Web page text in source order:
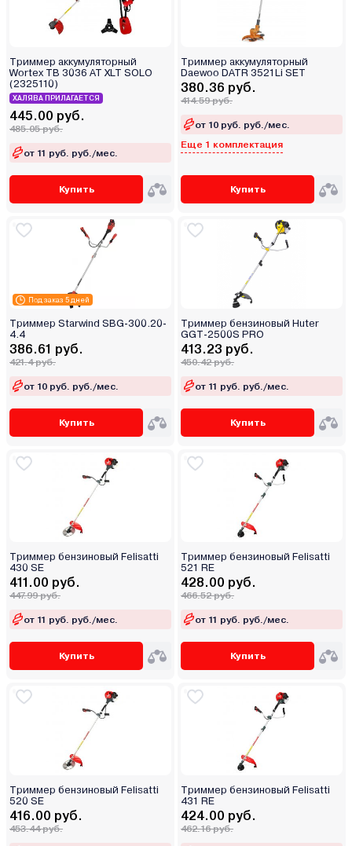
Триммер аккумуляторный
Wortex TB 3036 AT XLT SOLO
(2325110)
ХАЛЯВА ПРИЛАГАЕТСЯ
445.00 руб.
485.05 руб.
от 11 руб. руб./мес.
Купить
Триммер аккумуляторный
Daewoo DATR 3521Li SET
380.36 руб.
414.59 руб.
от 10 руб. руб./мес.
Еще 1 комплектация
Купить
Под заказ 5 дней
Триммер Starwind SBG-300.20-
4.4
386.61 руб.
421.4 руб.
от 10 руб. руб./мес.
Купить
Триммер бензиновый Huter
GGT-2500S PRO
413.23 руб.
450.42 руб.
от 11 руб. руб./мес.
Купить
Триммер бензиновый Felisatti
430 SE
411.00 руб.
447.99 руб.
от 11 руб. руб./мес.
Купить
Триммер бензиновый Felisatti
521 RE
428.00 руб.
466.52 руб.
от 11 руб. руб./мес.
Купить
Триммер бензиновый Felisatti
520 SE
416.00 руб.
453.44 руб.
Триммер бензиновый Felisatti
431 RE
424.00 руб.
462.16 руб.